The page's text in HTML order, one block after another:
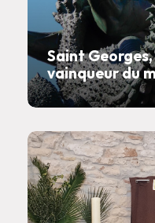
Saint
vainqueur du